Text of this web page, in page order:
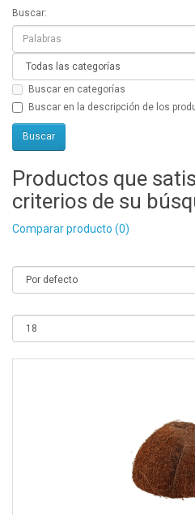
Buscar:
Buscar en categorías
Buscar en la descripción de los
Productos que
criterios de su
Comparar producto (0)